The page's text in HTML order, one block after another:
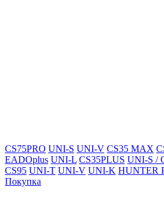
CS75PRO UNI-S UNI-V CS35 MAX
EADOplus UNI-L CS35PLUS UNI-S /
CS95 UNI-T UNI-V UNI-K HUNTER
Покупка